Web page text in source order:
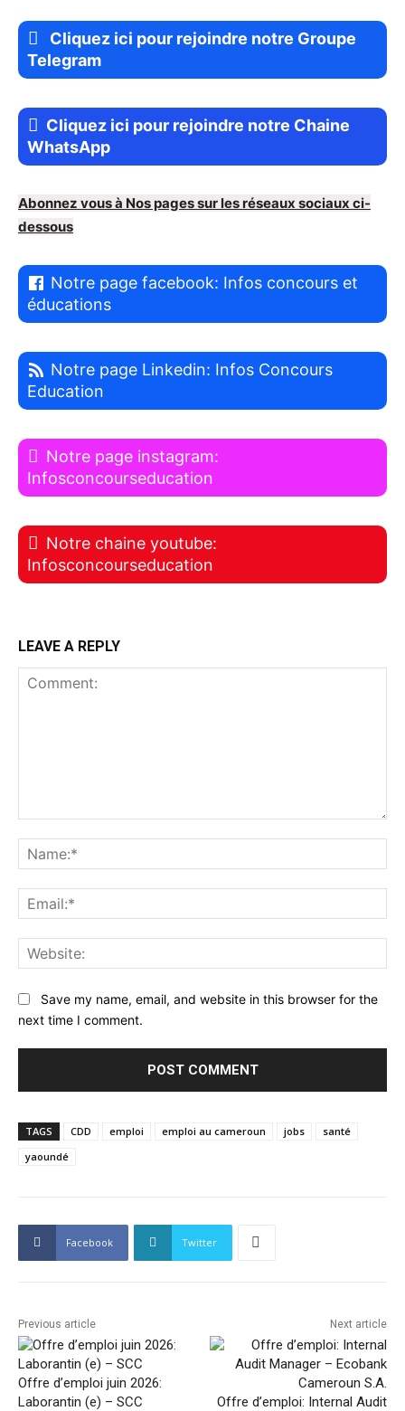
Cliquez ici pour rejoindre notre Groupe
Telegram
Cliquez ici pour rejoindre notre Chaine
WhatsApp
Abonnez vous à Nos pages sur les réseaux sociaux ci-
dessous
Notre page facebook: Infos concours et
éducations
Notre page Linkedin: Infos Concours
Education
Notre page instagram:
Infosconcourseducation
Notre chaine youtube:
Infosconcourseducation
LEAVE A REPLY
Save my name, email, and website in this browser for the
next time I comment.
TAGS CDD emploi emploi au cameroun jobs
santé
yaoundé
Facebook Twitter
Previous article
Offre d’emploi juin 2026:
Laborantin (e) – SCC
Next article
Offre d’emploi: Internal Audit